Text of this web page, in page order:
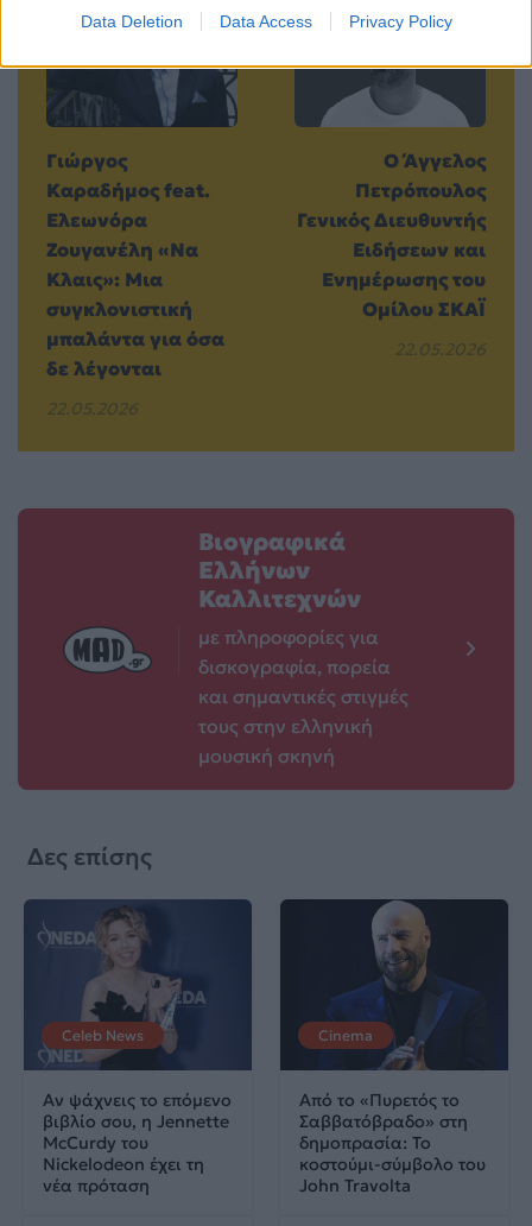
Data Deletion Data Access Privacy Policy
Γιώργος
Καραδήμος feat.
Ελεωνόρα
Ζουγανέλη «Να
Κλαις»: Μια
συγκλονιστική
μπαλάντα για όσα
δε λέγονται
22.05.2026
Ο Άγγελος
Πετρόπουλος
Γενικός Διευθυντής
Ειδήσεων και
Ενημέρωσης του
Ομίλου ΣΚΑΪ
22.05.2026
Βιογραφικά
Ελλήνων
Καλλιτεχνών
με πληροφορίες για
δισκογραφία, πορεία
και σημαντικές στιγμές
τους στην ελληνική
μουσική σκηνή
Δες επίσης
Celeb News
Αν ψάχνεις το επόμενο
βιβλίο σου, η Jennette
McCurdy του
Nickelodeon έχει τη
νέα πρόταση
Cinema
Από το «Πυρετός το
Σαββατόβραδο» στη
δημοπρασία: Το
κοστούμι-σύμβολο του
John Travolta